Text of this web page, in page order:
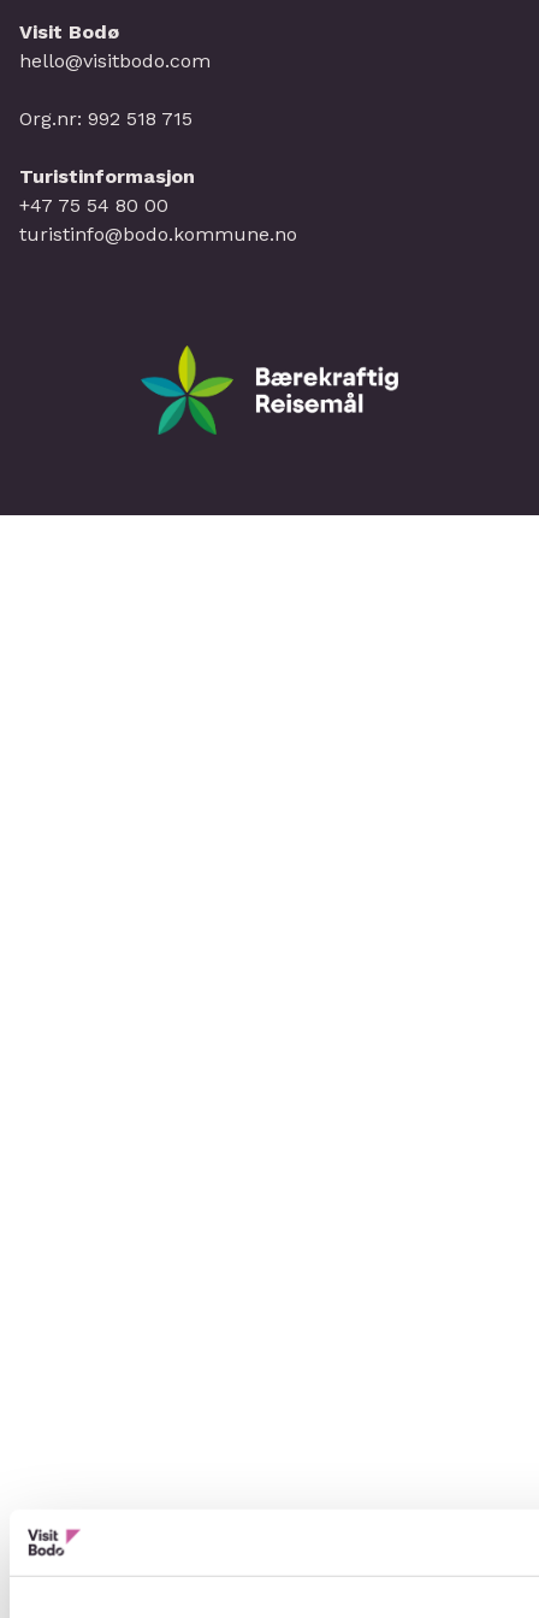
og kultur.
Visit Bodø
hello@visitbodo.com
Org.nr: 992 518 715
Turistinformasjon
+47 75 54 80 00
turistinfo@bodo.kommune.no